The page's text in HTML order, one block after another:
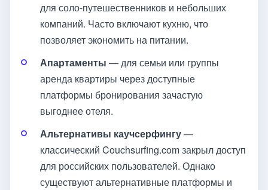
для соло-путешественников и небольших
компаний. Часто включают кухню, что
позволяет экономить на питании.
Апартаменты — для семьи или группы
аренда квартиры через доступные
платформы бронирования зачастую
выгоднее отеля.
Альтернативы каучсерфингу—
классический Couchsurfing.com закрыл доступ
для российских пользователей. Однако
существуют альтернативные платформы и